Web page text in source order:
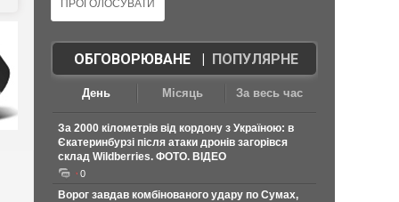
ОБГОВОРЮВАНЕ| ПОПУЛЯРНЕ
День Місяць За весь час
За 2000 кілометрів від кордону з Україною: в
Єкатеринбурзі після атаки дронів загорівся
склад Wildberries. ФОТО. ВІДЕО
0
Ворог завдав комбінованого удару по Сумах,